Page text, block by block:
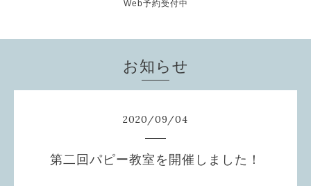
Web予約受付中
お知らせ
2020/09/04
第二回パピー教室を開催しました！